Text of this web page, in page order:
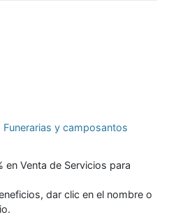
Funerarias y camposantos
en Venta de Servicios para
dar clic en el nombre o